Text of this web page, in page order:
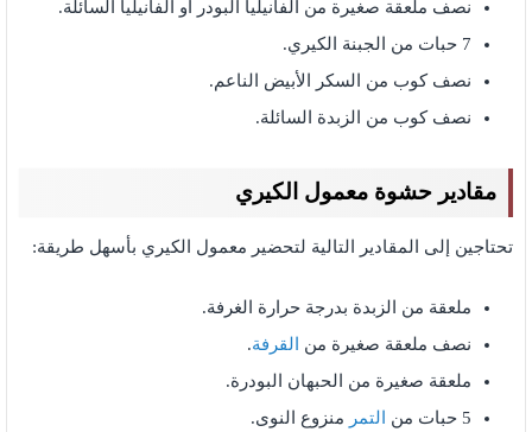
نصف ملعقة صغيرة من الفانيليا البودر أو الفانيليا السائلة.
7 حبات من الجبنة الكيري.
نصف كوب من السكر الأبيض الناعم.
نصف كوب من الزبدة السائلة.
مقادير حشوة معمول الكيري
تحتاجين إلى المقادير التالية لتحضير معمول الكيري بأسهل طريقة:
ملعقة من الزبدة بدرجة حرارة الغرفة.
نصف ملعقة صغيرة من
القرفة.
ملعقة صغيرة من الحبهان البودرة.
5 حبات من
التمر منزوع النوى.